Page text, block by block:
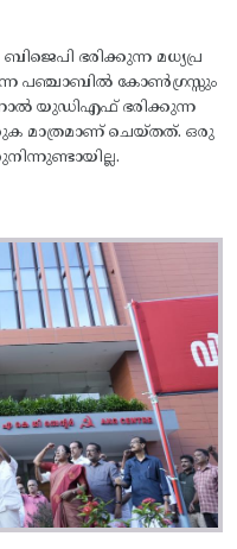
ബിജെപി ഭരിക്കുന്ന മധ്യപ്ര
പഞ്ചാബിൽ കോൺഗ്രസ്സും
യുഡിഎഫ് ഭരിക്കുന്ന
മാത്രമാണ് ചെയ്തത്. ഒരു